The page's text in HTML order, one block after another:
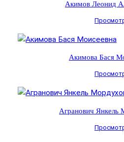
Акимов Леонид
Акимова Бася
Агранович Янкель